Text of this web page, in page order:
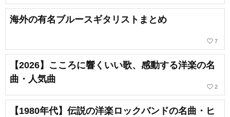
海外の有名ブルースギタリストまとめ
favorite_border 7
【2026】こころに響くいい歌、感動する洋楽の名
曲・人気曲
favorite_border 2
【1980年代】伝説の洋楽ロックバンドの名曲・ヒ